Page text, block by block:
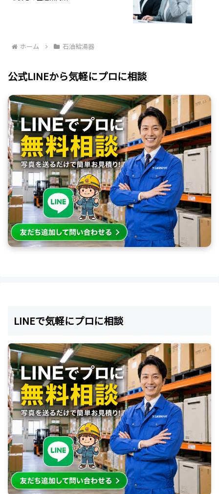
ホーム 石油給湯器
公式LINEから気軽にプロに相談
LINEで気軽にプロに相談